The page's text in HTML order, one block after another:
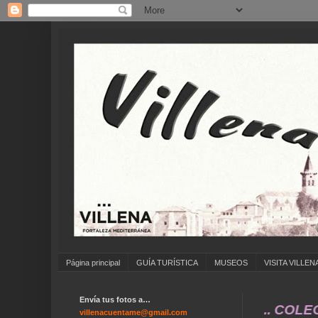
Página principal GUÍA TURÍSTICA MUSEOS VISITA
FOTOS ANTIGUAS DE ... COLEGIOS ...
Envía tus fotos a…
villenacuentame@gmail.com